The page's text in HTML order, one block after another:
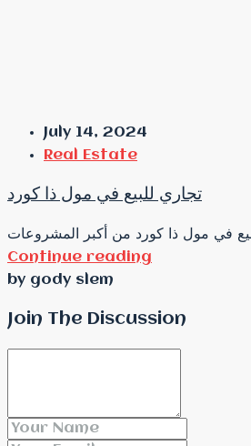
July 14, 2024
Real Estate
تجاري للبيع في مول ذا كورد
Continue reading
by gody slem
Join The Discussion